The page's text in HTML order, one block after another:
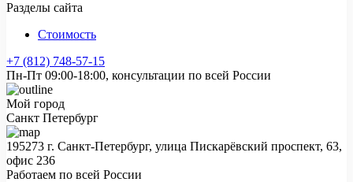
Разделы сайта
Стоимость
+7 (812) 748-57-15
Пн-Пт 09:00-18:00, консультации по всей России
Мой город
Санкт Петербург
195273 г. Санкт-Петербург, улица Пискарёвский проспект, 63,
офис 236
Работаем по всей России